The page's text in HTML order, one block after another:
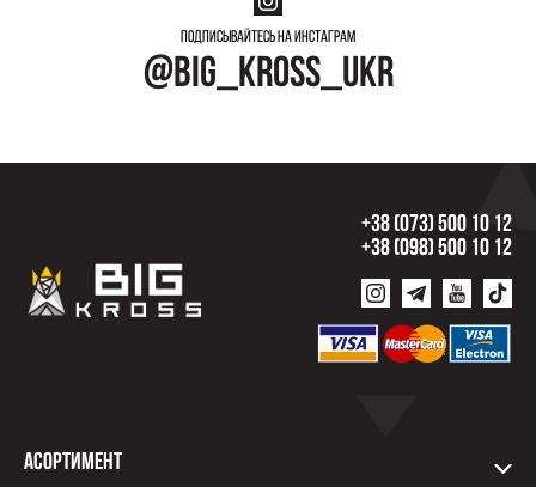
Подписывайтесь на инстаграм
@big_kross_ukr
+38 (073) 500 10 12
+38 (098) 500 10 12
Асортимент